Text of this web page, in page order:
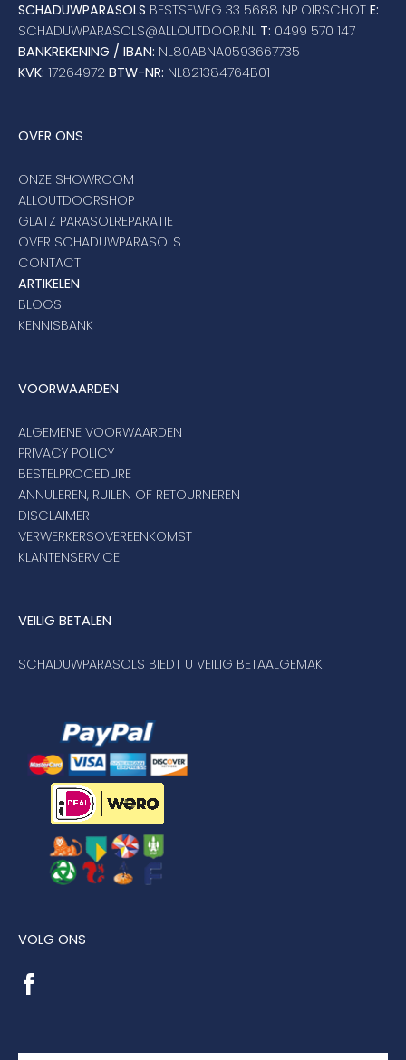
SCHADUWPARASOLS BESTSEWEG 33 5688 NP OIRSCHOT E:
SCHADUWPARASOLS@ALLOUTDOOR.NL T: 0499 570 147
BANKREKENING / IBAN: NL80ABNA0593667735
KVK: 17264972 BTW-NR: NL821384764B01
OVER ONS
ONZE SHOWROOM
ALLOUTDOORSHOP
GLATZ PARASOLREPARATIE
OVER SCHADUWPARASOLS
CONTACT
ARTIKELEN
BLOGS
KENNISBANK
VOORWAARDEN
ALGEMENE VOORWAARDEN
PRIVACY POLICY
BESTELPROCEDURE
ANNULEREN, RUILEN OF RETOURNEREN
DISCLAIMER
VERWERKERSOVEREENKOMST
KLANTENSERVICE
VEILIG BETALEN
SCHADUWPARASOLS BIEDT U VEILIG BETAALGEMAK
VOLG ONS